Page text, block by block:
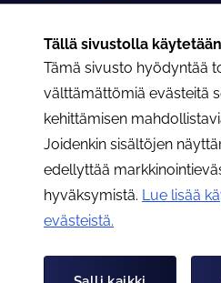
Tällä sivustolla
Tämä sivusto hyödyntää
välttämättömiä evästeitä
kehittämisen
Joidenkin sisältöjen
edellyttää
hyväksymistä. Lue lisää
evästeistä.​​​​​​
Rahtarit-lehti
Yhteystiedot
Rahtarit ry:n yhteystiedot
Osastojen yhteystiedot
Hae